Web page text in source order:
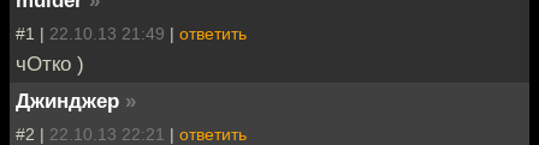
#1 | 22.10.13 21:49 | ответить
чОтко )
Джинджер »
#2 | 22.10.13 22:21 | ответить